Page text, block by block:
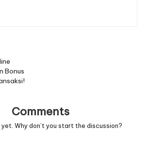
Bonus
Comments
Why don’t you start the discussion?